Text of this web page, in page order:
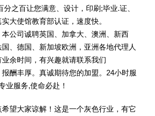
分之百让您满意、设计，印刷;毕业.证、
大使馆教育部认证，速度快。
公司诚聘英国、加拿大、澳洲、新西
、德国、新加坡欧洲，亚洲各地代理人
业余时间，有兴趣就请联系我们
酬丰厚。真诚期待您的加盟。24小时服
业服务,使命必赴！
希望大家谅解！这是一个灰色行业，有它